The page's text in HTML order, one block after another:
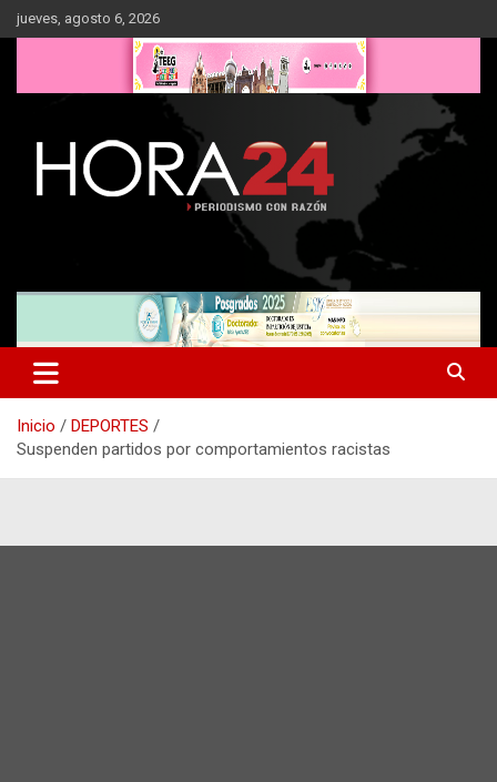
Saltar
al
jueves, agosto 6, 2026
Inicio
DEPORTES
Suspenden partidos por comportamientos racistas